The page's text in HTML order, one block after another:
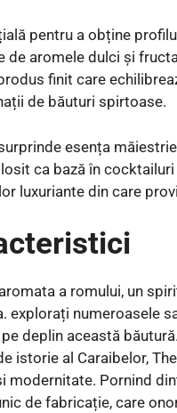
pentru a obține
de aromele dulci și
finit care
de băuturi spirtoase.
esența
ca bază în
luxuriante din care
istorie al Caraibelor, The
modernitate. Pornind
de fabricație, care